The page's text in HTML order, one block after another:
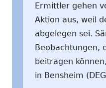
Ermittler gehen
Aktion aus, weil
abgelegen sei.
Beobachtungen,
beitragen
in Bensheim